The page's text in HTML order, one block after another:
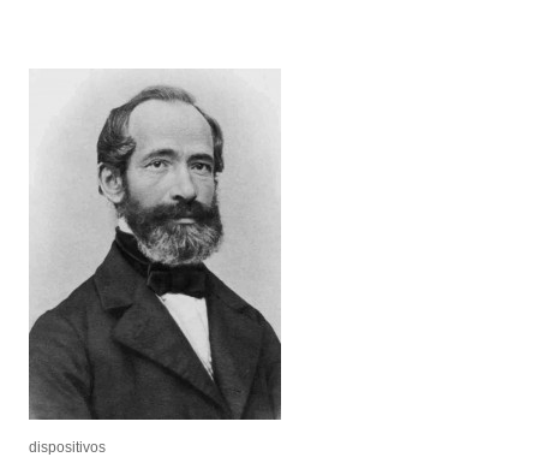
dispositivos
dispositivos